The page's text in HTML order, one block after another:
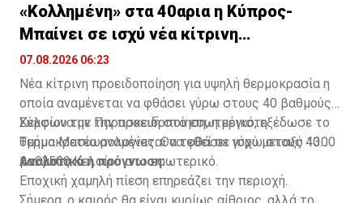
«Κολλημένη» στα 40αρια η Κύπρος-
Μπαίνει σε ισχύ νέα κίτρινη
προειδοποίηση
07.08.2026 06:23
Νέα κίτρινη προειδοποίηση για υψηλή θερμοκρασία η
οποία αναμένεται να φθάσει γύρω στους 40 βαθμούς
Κελσίου την Παρασκευή στο εσωτερικό, εξέδωσε το
Τμήμα Μετεωρολογίας. Θα τεθεί σε ισχύ μεταξύ 1300
και 1500.
Σύμφωνα με την προειδοποίηση, η μέγιστη
θερμοκρασία αναμένεται να φθάσει γύρω στους 40
βαθμούς Κελσίου στο εσωτερικό.
Αναλυτικά η πρόγνωση:
Εποχική χαμηλή πίεση επηρεάζει την περιοχή.